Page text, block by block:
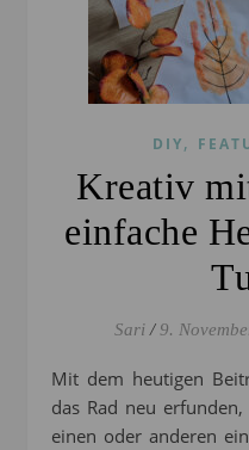
DIY,
Kreativ
einfache
Sari / 9.
Mit dem heutigen Beitrag habe ich vielleicht nicht
das Rad neu
einen oder anderen